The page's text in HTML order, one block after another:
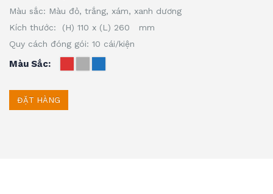
Màu sắc: Màu đỏ, trắng, xám, xanh dương
Kích thước: (H) 110 x (L) 260 mm
Quy cách đóng gói: 10 cái/kiện
Màu Sắc
ĐẶT HÀNG